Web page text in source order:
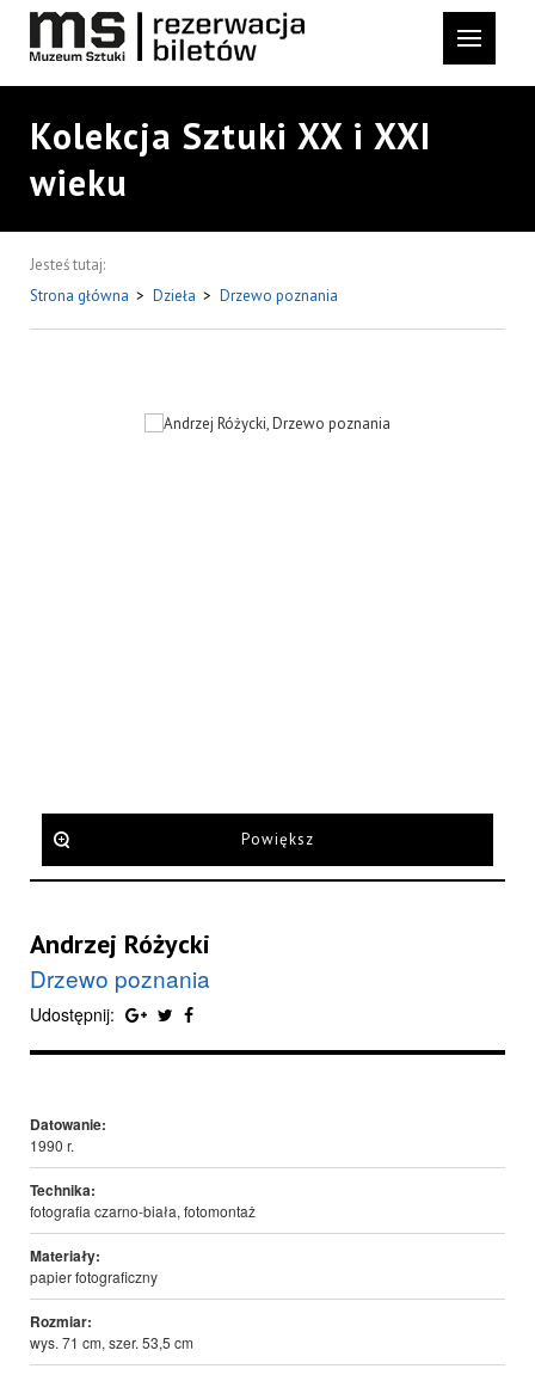
Kolekcja Sztuki XX i XXI
wieku
Jesteś tutaj:
Strona główna > Dzieła > Drzewo poznania
Powiększ
Andrzej Różycki
Drzewo poznania
Udostępnij:
Datowanie:
1990 r.
Technika:
fotografia czarno-biała, fotomontaż
Materiały:
papier fotograficzny
Rozmiar:
wys. 71 cm, szer. 53,5 cm